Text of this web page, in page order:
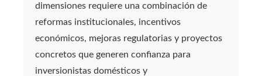
dimensiones requiere una combinación de
reformas institucionales, incentivos
económicos, mejoras regulatorias y proyectos
concretos que generen confianza para
inversionistas domésticos y